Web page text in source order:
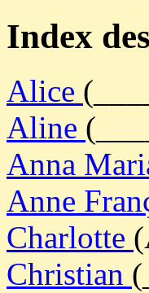
Index
Alice
Aline
Anna
Anne
Charlotte
Christian